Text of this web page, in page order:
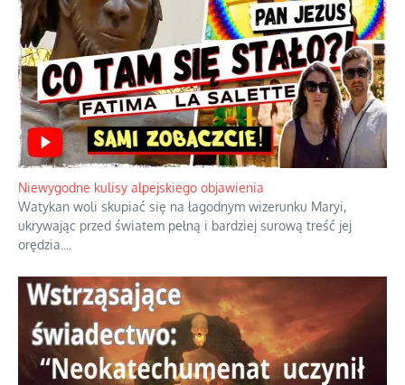
Duchowa apteczka bez teologicznych podróbek
Instrukcja obsługi łaski z ominięciem duchowych skrótów.